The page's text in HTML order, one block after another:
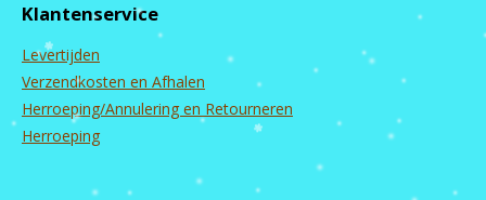
o
o
k
g
a
m
b
Klantenservice
Levertijden
Verzendkosten en Afhalen
Herroeping/Annulering en Retourneren
Herroeping